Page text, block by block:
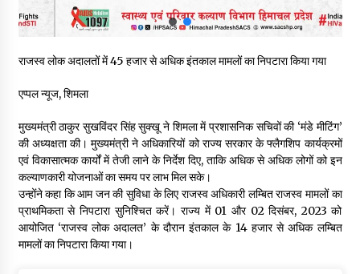
हमीरपुर के बड़सर में मनाया जाएगा राज्यस्तरीय स्वतंत्रता दिवस समारोह, CM
07/08/2026
07/08/2026
30 बैग की सीमा पर भाजपा का हमला, बोली- कांग्रेस सरकार ने सेब उत्पादकों
की तोड़ी कमर- संदीपनी
07/08/2026
राजस्व लोक अदालतों में 45 हजार से अधिक इंतकाल मामलों का निपटारा किया गया
एप्पल न्यूज, शिमला
मुख्यमंत्री ठाकुर सुखविंदर सिंह सुक्खू ने शिमला में प्रशासनिक सचिवों की ‘मंडे मीटिंग’
की अध्यक्षता की। मुख्यमंत्री ने अधिकारियों को राज्य सरकार के फ्लैगशिप कार्यक्रमों
एवं विकासात्मक कार्यों में तेजी लाने के निर्देश दिए, ताकि अधिक से अधिक लोगों को इन
कल्याणकारी योजनाओं का समय पर लाभ मिल सके।
उन्होंने कहा कि आम जन की सुविधा के लिए राजस्व अधिकारी लम्बित राजस्व मामलों का
प्राथमिकता से निपटारा सुनिश्चित करें। राज्य में 01 और 02 दिसंबर, 2023 को
आयोजित ‘राजस्व लोक अदालत’ के दौरान इंतकाल के 14 हजार से अधिक लम्बित
मामलों का निपटारा किया गया।